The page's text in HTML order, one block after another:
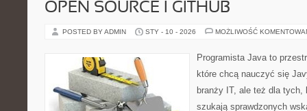
OPEN SOURCE I GITHUB
POSTED BY ADMIN STY - 10 - 2026 MOŻLIWOŚĆ
Programista Java to
które chcą nauczyć się
branży IT, ale też dla
szukają sprawdzonych